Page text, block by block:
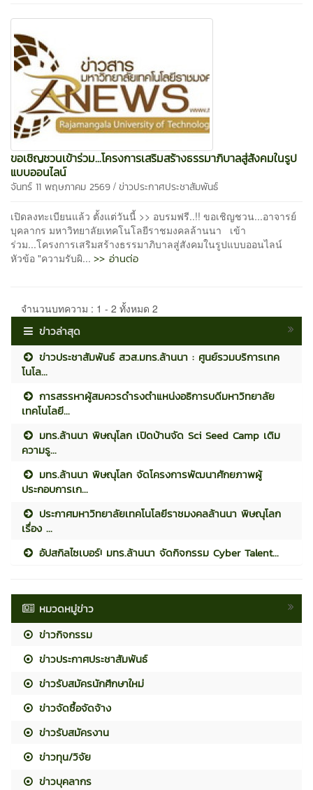
ขอเชิญชวนเข้าร่วม...โครงการเสริมสร้างธรรมาภิบาลสู่สังคมในรูป
แบบออนไลน์
จันทร์ 11 พฤษภาคม 2569 / ข่าวประกาศประชาสัมพันธ์
เปิดลงทะเบียนแล้ว ตั้งแต่วันนี้ >> อบรมฟรี..!! ขอเชิญชวน...อาจารย์
บุคลากร มหาวิทยาลัยเทคโนโลยีราชมงคลล้านนา เข้า
ร่วม...โครงการเสริมสร้างธรรมาภิบาลสู่สังคมในรูปแบบออนไลน์
หัวข้อ "ความรับผิ... >> อ่านต่อ
จำนวนบทความ : 1 - 2 ทั้งหมด 2
ข่าวล่าสุด
ข่าวประชาสัมพันธ์ สวส.มทร.ล้านนา : ศูนย์รวมบริการเทค
โนโล...
การสรรหาผู้สมควรดำรงตำแหน่งอธิการบดีมหาวิทยาลัย
เทคโนโลยี...
มทร.ล้านนา พิษณุโลก เปิดบ้านจัด Sci Seed Camp เติม
ความรู...
มทร.ล้านนา พิษณุโลก จัดโครงการพัฒนาศักยภาพผู้
ประกอบการเก...
ประกาศมหาวิทยาลัยเทคโนโลยีราชมงคลล้านนา พิษณุโลก
เรื่อง ...
อัปสกิลไซเบอร์! มทร.ล้านนา จัดกิจกรรม Cyber Talent...
หมวดหมู่ข่าว
ข่าวกิจกรรม
ข่าวประกาศประชาสัมพันธ์
ข่าวรับสมัครนักศึกษาใหม่
ข่าวจัดซื้อจัดจ้าง
ข่าวรับสมัครงาน
ข่าวทุน/วิจัย
ข่าวบุคลากร